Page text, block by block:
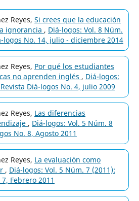
Reyes, Si crees que la educación
ignorancia , Diá-logos: Vol. 8 Núm.
logos No. 14, julio - diciembre 2014
Reyes, Por qué los estudiantes
no aprenden inglés , Diá-logos:
Diá-logos No. 4, julio 2009
Reyes, Las diferencias
, Diá-logos: Vol. 5 Núm. 8
No. 8, Agosto 2011
Reyes, La evaluación como
, Diá-logos: Vol. 5 Núm. 7 (2011):
Febrero 2011